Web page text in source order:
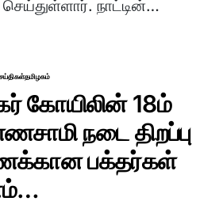
நாட்டின்…
தமிழகம்
கோயிலின் 18ம்
நடை திறப்பு
பக்தர்கள்